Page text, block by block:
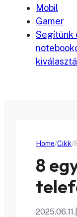
Mobil
Gamer
Segítünk
Home Cikk
8
2025.06.11.